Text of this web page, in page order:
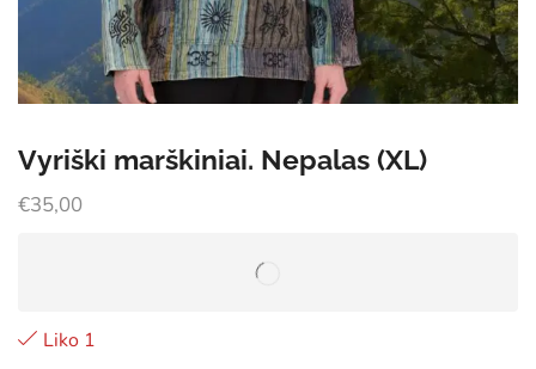
Vyriški marškiniai. Nepalas (XL)
€35,00
Liko 1